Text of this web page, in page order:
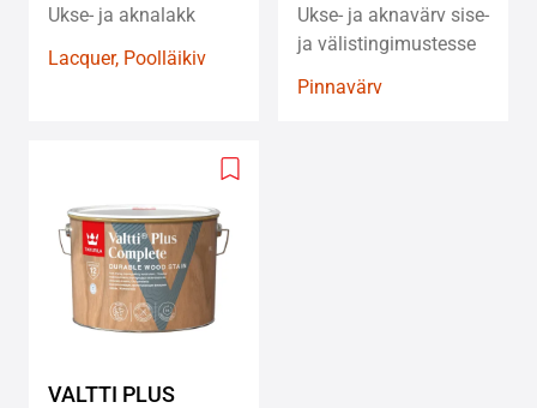
Ukse- ja aknalakk
Lacquer, Poolläikiv
Ukse- ja aknavärv sise-
ja välistingimustesse
Pinnavärv
Add
VALTTI PLUS